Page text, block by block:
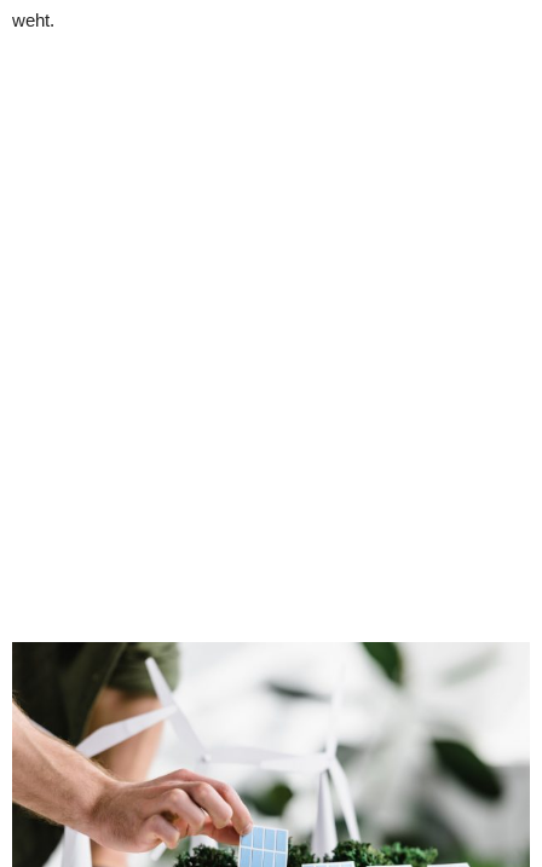
weht.